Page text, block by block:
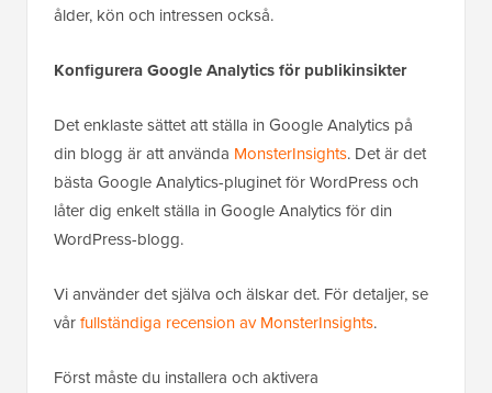
ålder, kön och intressen också.
Konfigurera Google Analytics för publikinsikter
Det enklaste sättet att ställa in Google Analytics på
din blogg är att använda MonsterInsights. Det är det
bästa Google Analytics-pluginet för WordPress och
låter dig enkelt ställa in Google Analytics för din
WordPress-blogg.
Vi använder det själva och älskar det. För detaljer, se
vårfullständiga recension av MonsterInsights.
Först måste du installera och aktivera